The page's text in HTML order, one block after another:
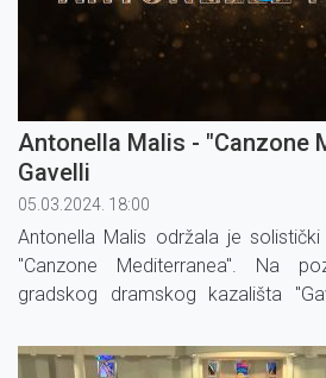
Antonella Malis - "Canzone
Gavelli
05.03.2024. 18:00
Antonella Malis održala je
"Canzone Mediterranea". Na
gradskog dramskog kazališta